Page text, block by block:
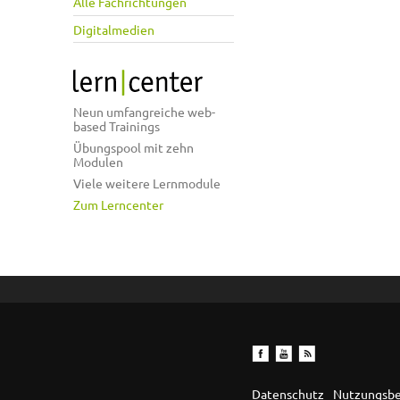
Digitalmedien
Neun umfangreiche web-
based Trainings
Übungspool mit zehn
Modulen
Viele weitere Lernmodule
Zum Lerncenter
Datenschutz